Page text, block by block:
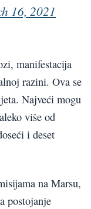
16, 2021
manifestacija
razini. Ova se
Najveći mogu
više od
i deset
na Marsu,
postojanje